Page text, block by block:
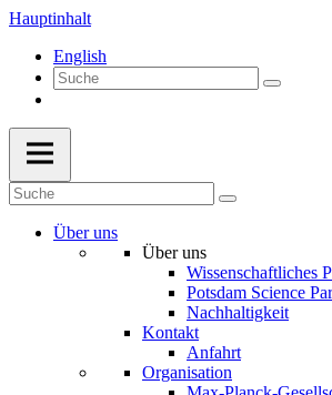
Hauptinhalt
English
Über uns
Über uns
Wissenschaftliches
Potsdam Science
Nachhaltigkeit
Kontakt
Anfahrt
Organisation